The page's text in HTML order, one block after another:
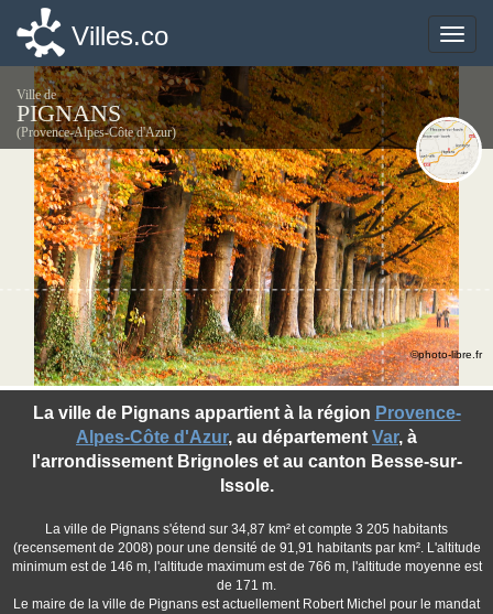
Toggle
Villes.co
Ville de
PIGNANS
(Provence-Alpes-Côte d'Azur)
La ville de Pignans appartient à la région Provence-
Alpes-Côte d'Azur, au département Var, à
l'arrondissement Brignoles et au canton Besse-sur-
Issole.
La ville de Pignans s'étend sur 34,87 km² et compte 3 205 habitants
(recensement de 2008) pour une densité de 91,91 habitants par km². L'altitude
minimum est de 146 m, l'altitude maximum est de 766 m, l'altitude moyenne est
de 171 m.
Le maire de la ville de Pignans est actuellement Robert Michel pour le mandat
©photo-libre.fr
Toggle
Villes.co